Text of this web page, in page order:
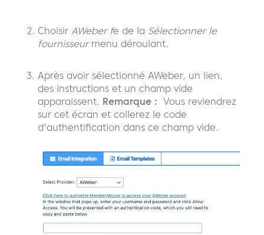
Choisir AWeber fe de la Sélectionner le
fournisseurmenu déroulant.
Après avoir sélectionné AWeber, un lien,
des instructions et un champ vide
apparaissent. Remarque : Vous reviendrez
sur cet écran et collerez le code
d'authentification dans ce champ vide.